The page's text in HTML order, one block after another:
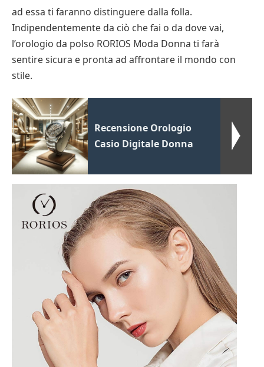
ad essa ti faranno distinguere dalla folla.
Indipendentemente da ciò che fai o da dove vai,
l’orologio da polso RORIOS Moda Donna ti farà
sentire sicura e pronta ad affrontare il mondo con
stile.
Recensione Orologio
Casio Digitale Donna